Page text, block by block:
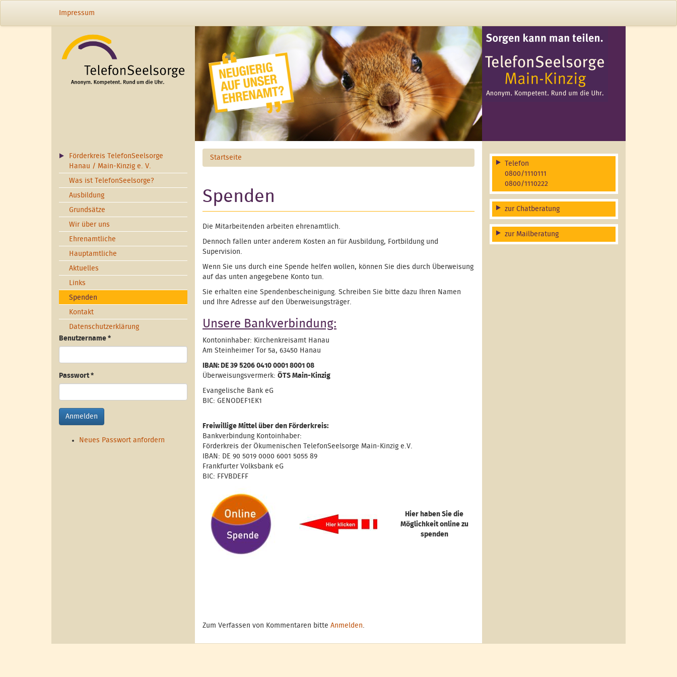
Impressum
Förderkreis TelefonSeelsorge
Hanau / Main-Kinzig e. V.
Was ist TelefonSeelsorge?
Ausbildung
Grundsätze
Wir über uns
Ehrenamtliche
Hauptamtliche
Aktuelles
Links
Spenden
Kontakt
Datenschutzerklärung
Benutzername *
Passwort*
Anmelden
Neues Passwort anfordern
Startseite
Spenden
Die Mitarbeitenden arbeiten ehrenamtlich.
Dennoch fallen unter anderem Kosten an für Ausbildung, Fortbildung und
Supervision.
Wenn Sie uns durch eine Spende helfen wollen, können Sie dies durch Überweisung
auf das unten angegebene Konto tun.
Sie erhalten eine Spendenbescheinigung. Schreiben Sie bitte dazu Ihren Namen
und Ihre Adresse auf den Überweisungsträger.
Unsere Bankverbindung:
Kontoninhaber: Kirchenkreisamt Hanau
Am Steinheimer Tor 5a, 63450 Hanau
IBAN: DE 39 5206 0410 0001 8001 08
Überweisungsvermerk: ÖTS Main-Kinzig
Evangelische Bank eG
BIC: GENODEF1EK1
Freiwillige Mittel über den Förderkreis:
Bankverbindung Kontoinhaber:
Förderkreis der Ökumenischen TelefonSeelsorge Main-Kinzig e.V.
IBAN: DE 90 5019 0000 6001 5055 89
Frankfurter Volksbank eG
BIC: FFVBDEFF
Hier haben Sie die
Möglichkeit online zu
spenden
Zum Verfassen von Kommentaren bitte Anmelden.
Telefon
0800/1110111
0800/1110222
zur Chatberatung
zur Mailberatung